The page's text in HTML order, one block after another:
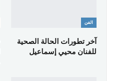
الفن
آخر تطورات الحالة الصحية
للفنان محيي إسماعيل